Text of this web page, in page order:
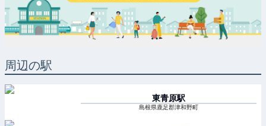
周辺の駅
東青原駅
島根県鹿足郡津和野町